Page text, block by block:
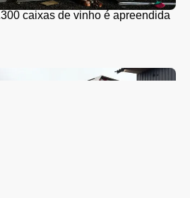
caixas de vinho é apreendida